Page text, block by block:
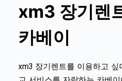
xm3 장기렌
카베이
xm3 장기렌트를 이용하고 싶